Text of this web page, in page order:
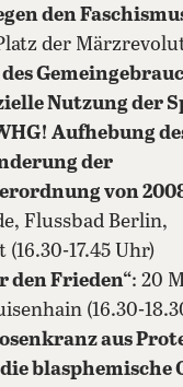
den
der
Nutzung der
Aufhebung
der
von
Flussbad Berlin,
17.45 Uhr)
den Frieden“: 20
(16.30-
aus
blasphemische